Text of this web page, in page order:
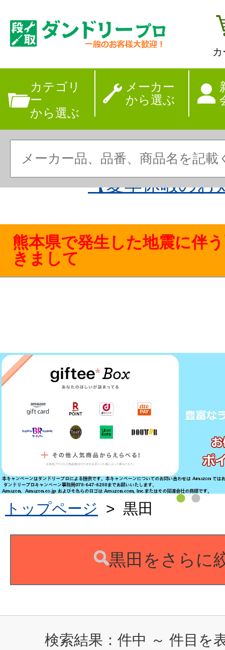
カテゴリ
ー
から選ぶ
メーカー
から選ぶ
【夏季休暇のお
熊本県で発生した地震に伴
きまして
トップページ > 黒田
黒田をさらに
検索結果： 件中 ～ 件目を